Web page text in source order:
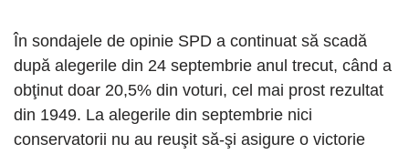
În sondajele de opinie SPD a continuat să scadă
după alegerile din 24 septembrie anul trecut, când a
obţinut doar 20,5% din voturi, cel mai prost rezultat
din 1949. La alegerile din septembrie nici
conservatorii nu au reuşit să-şi asigure o victorie